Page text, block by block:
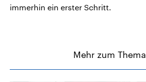
immerhin ein erster Schritt.
Mehr zum Thema